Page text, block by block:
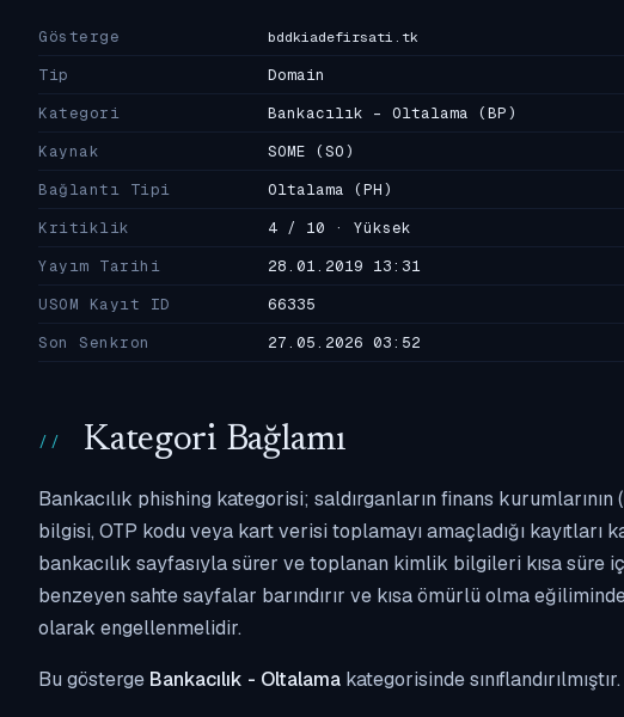
Gösterge bddkiadefirsati.tk
Tip
Domain
Kategori
Bankacılık - Oltalama (BP)
Kaynak
SOME (SO)
Bağlantı Tipi
Oltalama (PH)
Kritiklik
4 / 10 · Yüksek
Yayım Tarihi
28.01.2019 13:31
USOM Kayıt ID
66335
Son Senkron
27.05.2026 03:52
Kategori Bağlamı
Bankacılık phishing kategorisi; saldırganların finans
bilgisi, OTP kodu veya kart verisi toplamayı amaçladığı
bankacılık sayfasıyla sürer ve toplanan kimlik bilgileri kısa
benzeyen sahte sayfalar barındırır ve kısa ömürlü olma
olarak engellenmelidir.
Bu gösterge Bankacılık - Oltalama kategorisinde